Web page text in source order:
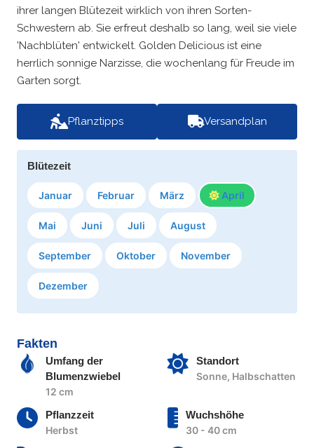
ihrer langen Blütezeit wirklich von ihren Sorten-
Schwestern ab. Sie erfreut deshalb so lang, weil sie viele
'Nachblüten' entwickelt. Golden Delicious ist eine
herrlich sonnige Narzisse, die wochenlang für Freude im
Garten sorgt.
Pflanztipps Versandplan
Blütezeit
Januar Februar März April
Mai Juni Juli August
September Oktober November
Dezember
Fakten
Umfang der
Blumenzwiebel
12 cm
Standort
Sonne, Halbschatten
Pflanzzeit
Herbst
Wuchshöhe
30 - 40 cm